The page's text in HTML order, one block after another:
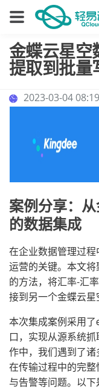
金蝶云星空
提取到批量
2023-03-04
案例分享：
的数据集成
在企业数据管理过
运营的关键。本文
的方法，将汇率-汇
接到另一个金蝶云星
本次集成案例采用
口，实现从源系统
作中，我们遇到了
在传输过程中的完
与告警等问题。以下